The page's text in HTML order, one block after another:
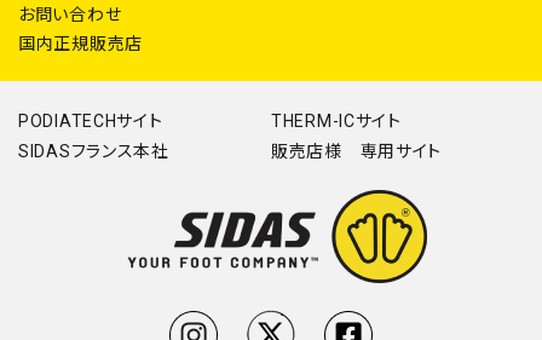
お問い合わせ
国内正規販売店
PODIATECHサイト
THERM-ICサイト
SIDASフランス本社
販売店様 専用サイト